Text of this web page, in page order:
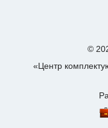
©
«Центр